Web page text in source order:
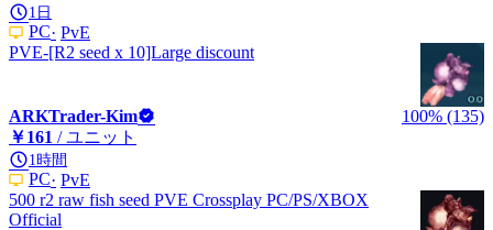
1日
PC PvE
PVE-[R2 seed x 10]Large discount
ARKTrader-Kim
100% (135)
￥161 / ユニット
1時間
PC PvE
500 r2 raw fish seed PVE Crossplay PC/PS/XBOX
Official